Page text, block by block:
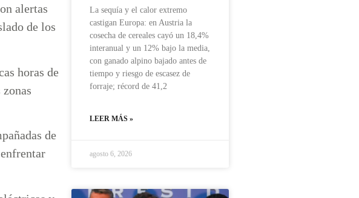
alertas
de los
horas de
de
La sequía y el calor extremo
castigan Europa: en Austria la
cosecha de cereales cayó un 18,4%
interanual y un 12% bajo la media,
con ganado alpino bajado antes de
tiempo y riesgo de escasez de
forraje; récord de 41,2
LEER MÁS »
agosto 6, 2026